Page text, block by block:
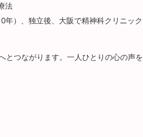
法
年）、独立後、大阪で精神科クリニック
とつながります。一人ひとりの心の声を